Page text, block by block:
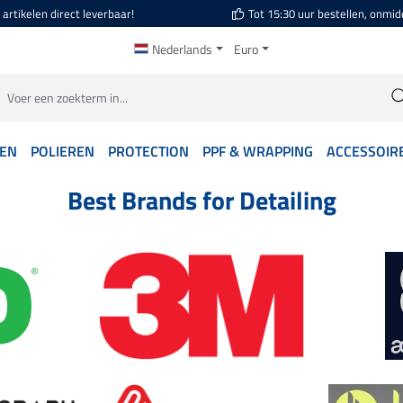
artikelen direct leverbaar! Tot 15:30 uur bestellen,
Nederlands Euro
POLIEREN PROTECTION PPF & WRAPPING
Best Brands for Detailing